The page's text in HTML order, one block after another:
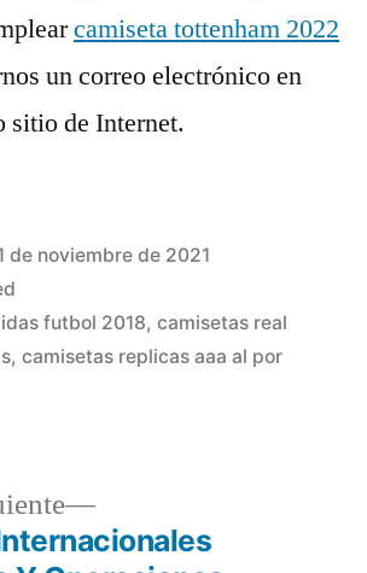
camiseta tottenham 2022
un correo electrónico en
sitio de Internet.
de noviembre de 2021
futbol 2018, camisetas real
, camisetas replicas aaa al por
Entrada
siguiente: